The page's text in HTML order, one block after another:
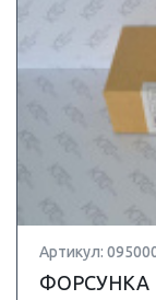
Артикул:
ФОРСУНКА